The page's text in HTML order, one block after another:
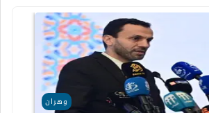
وهران